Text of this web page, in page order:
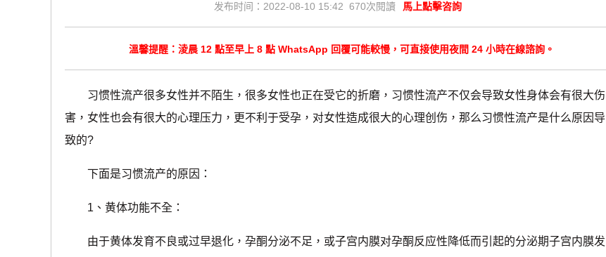
发布时间：2022-08-10 15:42 670次閱讀 馬上點擊咨詢
溫馨提醒：淩晨 12 點至早上 8 點 WhatsApp 回覆可能較慢，可直接使用夜間 24 小時在線諮詢。
习惯性流产很多女性并不陌生，很多女性也正在受它的折磨，习惯性流产不仅会导致女性身体会有很大伤
害，女性也会有很大的心理压力，更不利于受孕，对女性造成很大的心理创伤，那么习惯性流产是什么原因导
致的?
下面是习惯流产的原因：
1、黄体功能不全：
由于黄体发育不良或过早退化，孕酮分泌不足，或子宫内膜对孕酮反应性降低而引起的分泌期子宫内膜发